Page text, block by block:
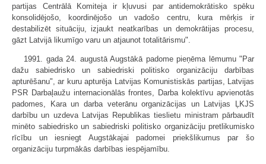
partijas Centrālā Komiteja ir kļuvusi par antidemokrātisko spēku
konsolidējošo, koordinējošo un vadošo centru, kura mērķis ir
destabilizēt situāciju, izjaukt neatkarības un demokrātijas procesu,
gāzt Latvijā likumīgo varu un atjaunot totalitārismu".
1991. gada 24. augustā Augstākā padome pieņēma lēmumu "Par
dažu sabiedrisko un sabiedriski politisko organizāciju darbības
apturēšanu", ar kuru apturēja Latvijas Komunistiskās partijas, Latvijas
PSR Darbaļaužu internacionālās frontes, Darba kolektīvu apvienotās
padomes, Kara un darba veterānu organizācijas un Latvijas ĻKJS
darbību un uzdeva Latvijas Republikas tieslietu ministram pārbaudīt
minēto sabiedrisko un sabiedriski politisko organizāciju pretlikumisko
rīcību un iesniegt Augstākajai padomei priekšlikumus par šo
organizāciju turpmākās darbības iespējamību.